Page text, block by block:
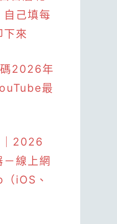
自己填每
下來
2026年
最
2026
－線上網
iOS、